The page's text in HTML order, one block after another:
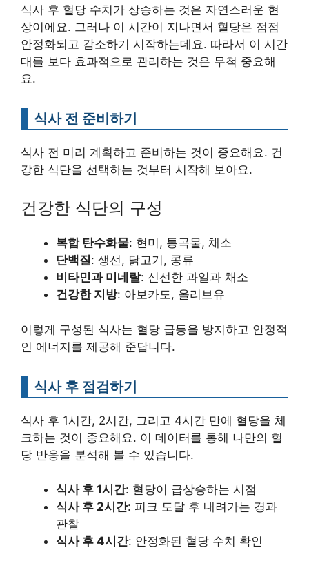
식사 후 혈당 수치가 상승하는 것은 자연스러운 현
상이에요. 그러나 이 시간이 지나면서 혈당은 점점
안정화되고 감소하기 시작하는데요. 따라서 이 시간
대를 보다 효과적으로 관리하는 것은 무척 중요해
요.
식사 전 준비하기
식사 전 미리 계획하고 준비하는 것이 중요해요. 건
강한 식단을 선택하는 것부터 시작해 보아요.
건강한 식단의 구성
복합 탄수화물: 현미, 통곡물, 채소
단백질: 생선, 닭고기, 콩류
비타민과 미네랄: 신선한 과일과 채소
건강한 지방: 아보카도, 올리브유
이렇게 구성된 식사는 혈당 급등을 방지하고 안정적
인 에너지를 제공해 준답니다.
식사 후 점검하기
식사 후 1시간, 2시간, 그리고 4시간 만에 혈당을 체
크하는 것이 중요해요. 이 데이터를 통해 나만의 혈
당 반응을 분석해 볼 수 있습니다.
식사 후 1시간: 혈당이 급상승하는 시점
식사 후 2시간: 피크 도달 후 내려가는 경과
관찰
식사 후 4시간: 안정화된 혈당 수치 확인